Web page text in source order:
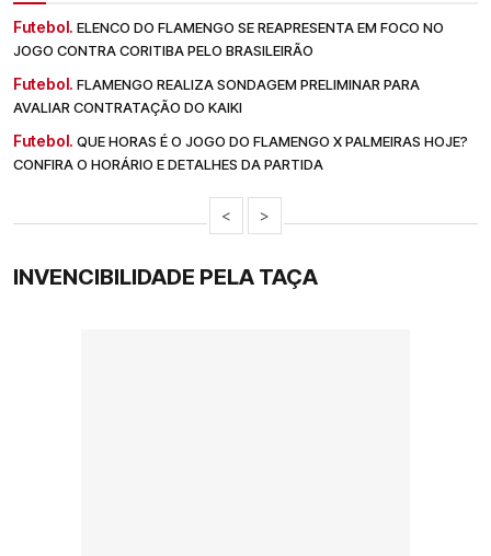
Futebol. ELENCO DO FLAMENGO SE REAPRESENTA EM FOCO NO
JOGO CONTRA CORITIBA PELO BRASILEIRÃO
Futebol. FLAMENGO REALIZA SONDAGEM PRELIMINAR PARA
AVALIAR CONTRATAÇÃO DO KAIKI
Futebol. QUE HORAS É O JOGO DO FLAMENGO X PALMEIRAS HOJE?
CONFIRA O HORÁRIO E DETALHES DA PARTIDA
< >
INVENCIBILIDADE PELA TAÇA